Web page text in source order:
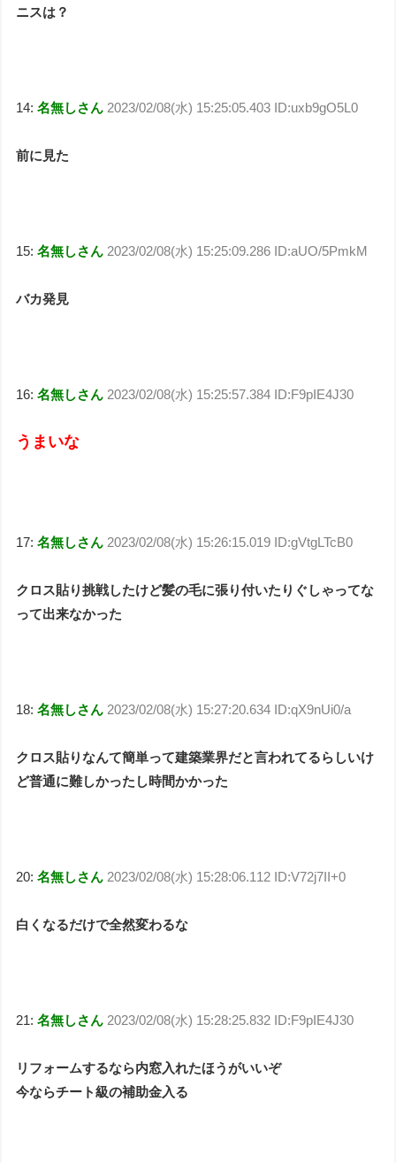
ニスは？
14:名無しさん 2023/02/08(水) 15:25:05.403 ID:uxb9gO5L0
前に見た
15:名無しさん 2023/02/08(水) 15:25:09.286 ID:aUO/5PmkM
バカ発見
16:名無しさん 2023/02/08(水) 15:25:57.384 ID:F9pIE4J30
うまいな
17:名無しさん 2023/02/08(水) 15:26:15.019 ID:gVtgLTcB0
クロス貼り挑戦したけど髪の毛に張り付いたりぐしゃってな
って出来なかった
18:名無しさん 2023/02/08(水) 15:27:20.634 ID:qX9nUi0/a
クロス貼りなんて簡単って建築業界だと言われてるらしいけ
ど普通に難しかったし時間かかった
20:名無しさん 2023/02/08(水) 15:28:06.112 ID:V72j7II+0
白くなるだけで全然変わるな
21:名無しさん 2023/02/08(水) 15:28:25.832 ID:F9pIE4J30
リフォームするなら内窓入れたほうがいいぞ
今ならチート級の補助金入る